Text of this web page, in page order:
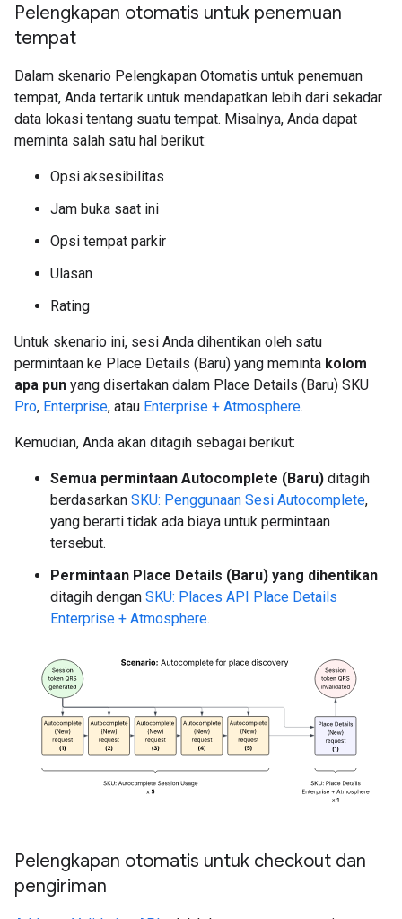
Pelengkapan otomatis untuk penemuan
tempat
Dalam skenario Pelengkapan Otomatis untuk penemuan
tempat, Anda tertarik untuk mendapatkan lebih dari sekadar
data lokasi tentang suatu tempat. Misalnya, Anda dapat
meminta salah satu hal berikut:
Opsi aksesibilitas
Jam buka saat ini
Opsi tempat parkir
Ulasan
Rating
Untuk skenario ini, sesi Anda dihentikan oleh satu
permintaan ke Place Details (Baru) yang meminta kolom
apa pun yang disertakan dalam Place Details (Baru) SKU
Pro, Enterprise, atau Enterprise + Atmosphere.
Kemudian, Anda akan ditagih sebagai berikut:
Semua permintaan Autocomplete (Baru) ditagih
berdasarkan SKU: Penggunaan Sesi Autocomplete,
yang berarti tidak ada biaya untuk permintaan
tersebut.
Permintaan Place Details (Baru) yang dihentikan
ditagih dengan SKU: Places API Place Details
Enterprise + Atmosphere.
Pelengkapan otomatis untuk checkout dan
pengiriman